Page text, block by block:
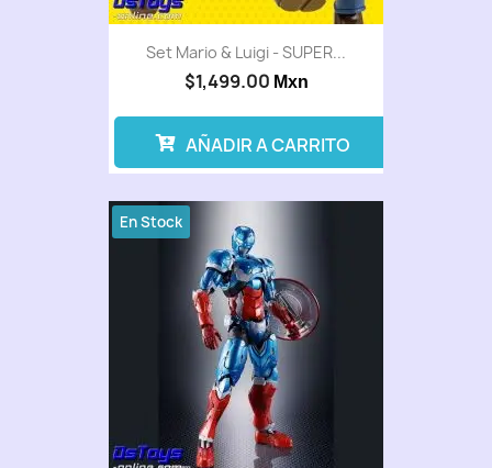
Set Mario & Luigi - SUPER...
$1,499.00 Mxn
AÑADIR A CARRITO
En Stock